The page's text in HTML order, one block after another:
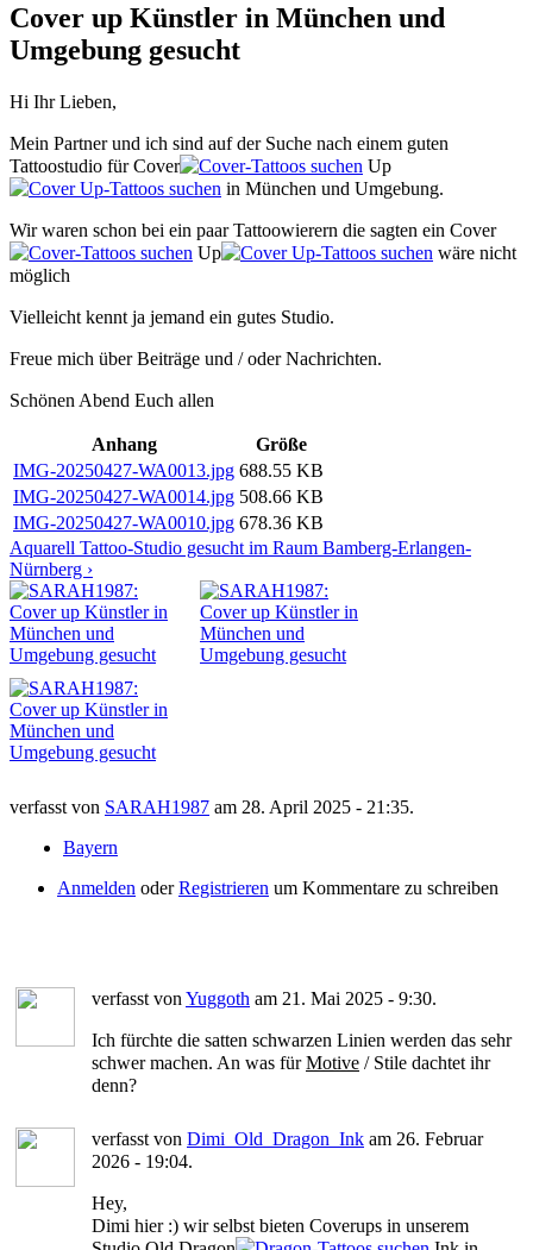
Cover up Künstler in München und
Umgebung gesucht
Hi Ihr Lieben,
Mein Partner und ich sind auf der Suche nach einem guten
Tattoostudio für Cover
Up
in München und Umgebung.
Wir waren schon bei ein paar Tattoowierern die sagten ein Cover
Up
wäre nicht
möglich
Vielleicht kennt ja jemand ein gutes Studio.
Freue mich über Beiträge und / oder Nachrichten.
Schönen Abend Euch allen
Anhang
Größe
IMG-20250427-WA0013.jpg 688.55 KB
IMG-20250427-WA0014.jpg 508.66 KB
IMG-20250427-WA0010.jpg 678.36 KB
Aquarell Tattoo-Studio gesucht im Raum Bamberg-Erlangen-
Nürnberg ›
verfasst von SARAH1987 am 28. April 2025 - 21:35.
Bayern
Anmelden oderRegistrieren um Kommentare zu schreiben
verfasst von Yuggoth am 21. Mai 2025 - 9:30.
Ich fürchte die satten schwarzen Linien werden das sehr
schwer machen. An was fürMotive / Stile dachtet ihr
denn?
verfasst von Dimi_Old_Dragon_Ink am 26. Februar
2026 - 19:04.
Hey,
Dimi hier :) wir selbst bieten Coverups in unserem